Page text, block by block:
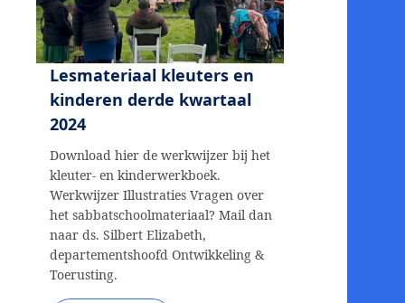
Lesmateriaal kleuters en
kinderen derde kwartaal
2024
Download hier de werkwijzer bij het
kleuter- en kinderwerkboek.
Werkwijzer Illustraties Vragen over
het sabbatschoolmateriaal? Mail dan
naar ds. Silbert Elizabeth,
departementshoofd Ontwikkeling &
Toerusting.